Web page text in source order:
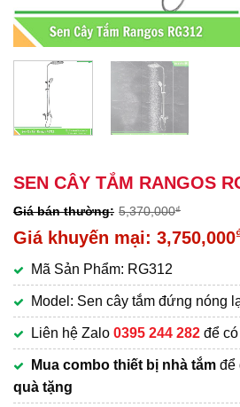
SEN CÂY TẮM RANGOS
5,370,000₫
Giá
là:
5,370,000₫.
3,750,000
hiện
tại
là:
3,750,000₫.
Mã Sản Phẩm: RG312
Model: Sen cây tắm đứng nóng
Liên hệ Zalo 0395 244 282 để có
Mua combo thiết bị nhà tắm để
quà tặng